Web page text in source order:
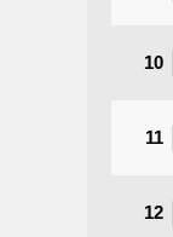
10
11
12